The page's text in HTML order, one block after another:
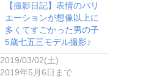
【撮影日記】表情のバリ
エーションが想像以上に
多くてすごかった男の子
5歳七五三モデル撮影♪
2019/03/02(土)
2019年5月6日まで